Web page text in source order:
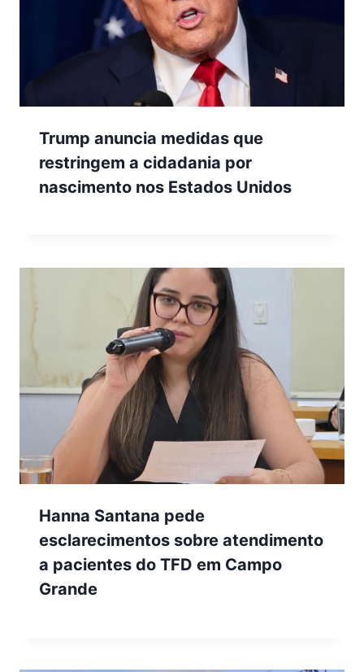
Trump anuncia medidas que
restringem a cidadania por
nascimento nos Estados Unidos
Hanna Santana pede
esclarecimentos sobre atendimento
a pacientes do TFD em Campo
Grande